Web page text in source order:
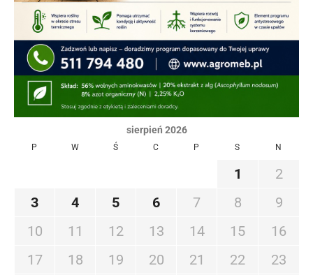
sierpień 2026
P W Ś C P S N
1
2
3
4 5 6 7 8
9
10
11 12 13 14 15
16
17
18 19 20 21 22
23